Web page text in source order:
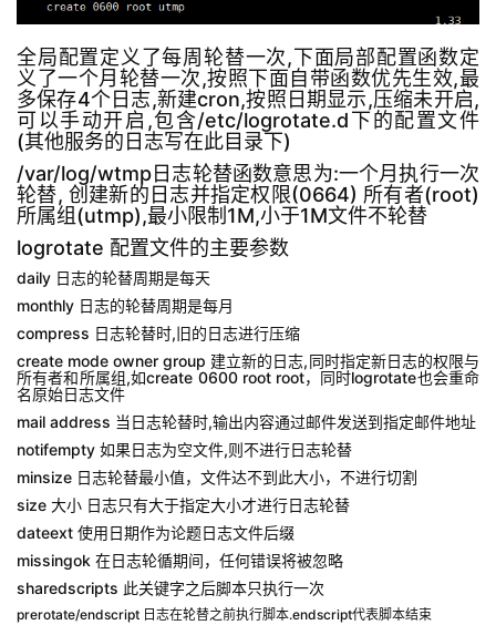
全局配置定义了每周轮替一次,下面局部配置函数定
义了一个月轮替一次,按照下面自带函数优先生效,最
多保存4个日志,新建cron,按照日期显示,压缩未开启,
可以手动开启,包含/etc/logrotate.d下的配置文件
(其他服务的日志写在此目录下)
/var/log/wtmp日志轮替函数意思为:一个月执行一次
轮替, 创建新的日志并指定权限(0664) 所有者(root)
所属组(utmp),最小限制1M,小于1M文件不轮替
logrotate 配置文件的主要参数
daily 日志的轮替周期是每天
monthly 日志的轮替周期是每月
compress 日志轮替时,旧的日志进行压缩
create mode owner group 建立新的日志,同时指定新日志的权限与
所有者和所属组,如create 0600 root root，同时logrotate也会重命
名原始日志文件
mail address 当日志轮替时,输出内容通过邮件发送到指定邮件地址
notifempty 如果日志为空文件,则不进行日志轮替
minsize 日志轮替最小值，文件达不到此大小，不进行切割
size 大小 日志只有大于指定大小才进行日志轮替
dateext 使用日期作为论题日志文件后缀
missingok 在日志轮循期间，任何错误将被忽略
sharedscripts 此关键字之后脚本只执行一次
prerotate/endscript 日志在轮替之前执行脚本.endscript代表脚本结束